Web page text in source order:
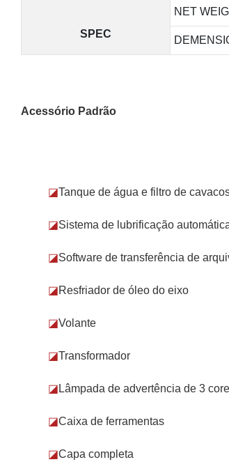
SPEC
NET
Acessório Padrão
◪Tanque de água e filtro de
◪Sistema de lubrificação
◪Software de transferência de
◪Resfriador de óleo do eixo
◪Volante
◪Transformador
◪ Lâmpada de advertência de 3
◪Caixa de ferramentas
◪Capa completa